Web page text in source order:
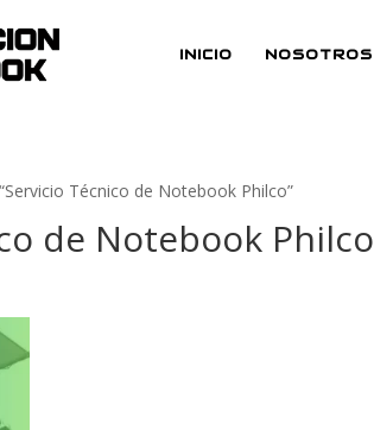
INICIO NOSOTROS
Técnico de Notebook Philco”
de Notebook Philco